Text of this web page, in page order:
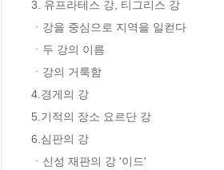
3. 유프라테스 강, 티그리스 강
ㆍ강을 중심으로 지역을 일컫다
ㆍ두 강의 이름
ㆍ강의 거룩함
4.경게의 강
5.기적의 장소 요르단 강
6.심판의 강
ㆍ신성 재판의 강 '이드'